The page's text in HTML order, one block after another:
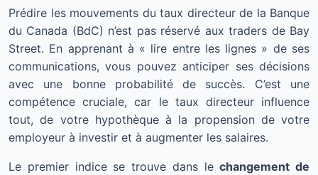
Prédire les mouvements du taux directeur de la Banque
du Canada (BdC) n’est pas réservé aux traders de Bay
Street. En apprenant à « lire entre les lignes » de ses
communications, vous pouvez anticiper ses décisions
avec une bonne probabilité de succès. C’est une
compétence cruciale, car le taux directeur influence
tout, de votre hypothèque à la propension de votre
employeur à investir et à augmenter les salaires.
Le premier indice se trouve dans lechangement de